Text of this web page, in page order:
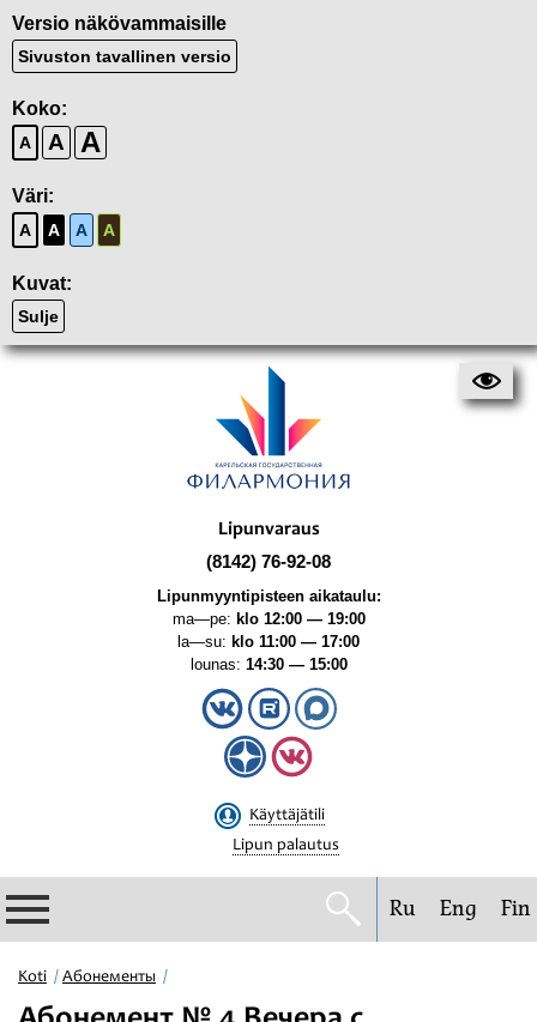
Versio näkövammaisille
Sivuston tavallinen versio
Koko:
A A A
Väri:
A A A A
Kuvat:
Sulje
Lipunvaraus
(8142) 76-92-08
Lipunmyyntipisteen aikataulu:
ma—pe: klo 12:00 — 19:00
la—su: klo 11:00 — 17:00
lounas: 14:30 — 15:00
Käyttäjätili
Lipun palautus
Filharmonia
Ru Eng Fin
Koti Абонементы